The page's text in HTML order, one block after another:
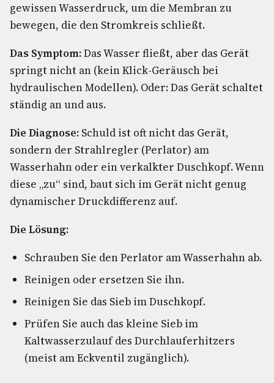
gewissen Wasserdruck, um die Membran zu
bewegen, die den Stromkreis schließt.
Das Symptom:Das Wasser fließt, aber das Gerät
springt nicht an (kein Klick-Geräusch bei
hydraulischen Modellen). Oder: Das Gerät schaltet
ständig an und aus.
Die Diagnose: Schuld ist oft nicht das Gerät,
sondern der Strahlregler (Perlator) am
Wasserhahn oder ein verkalkter Duschkopf. Wenn
diese „zu“ sind, baut sich im Gerät nicht genug
dynamischer Druckdifferenz auf.
Die Lösung:
Schrauben Sie den Perlator am Wasserhahn ab.
Reinigen oder ersetzen Sie ihn.
Reinigen Sie das Sieb im Duschkopf.
Prüfen Sie auch das kleine Sieb im
Kaltwasserzulauf des Durchlauferhitzers
(meist am Eckventil zugänglich).